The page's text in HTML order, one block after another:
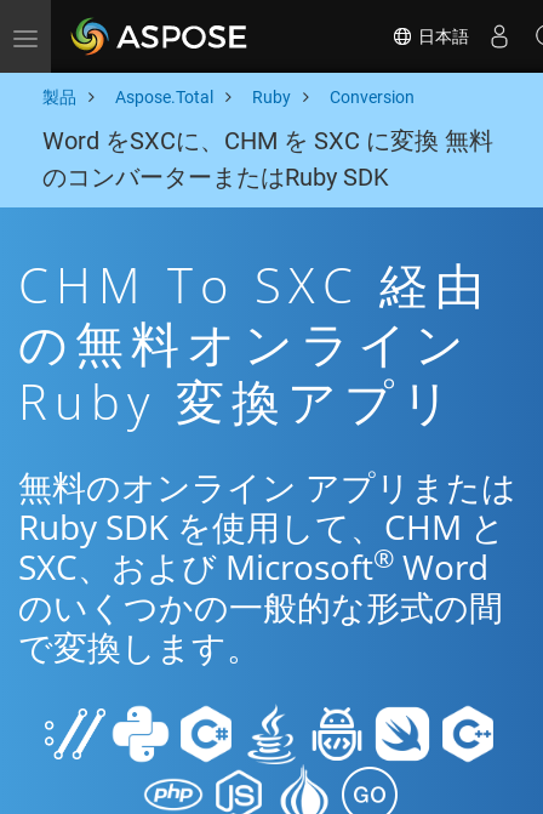
Toggle navigation 日本語
製品 Aspose.Total Ruby Conversion
Word をSXCに、CHM を SXC に変換 無料
のコンバーターまたはRuby SDK
CHM To SXC 経由
の無料オンライン
Ruby 変換アプリ
無料のオンライン アプリまたは
Ruby SDK を使用して、CHM と
SXC、および Microsoft® Word
のいくつかの一般的な形式の間
で変換します。